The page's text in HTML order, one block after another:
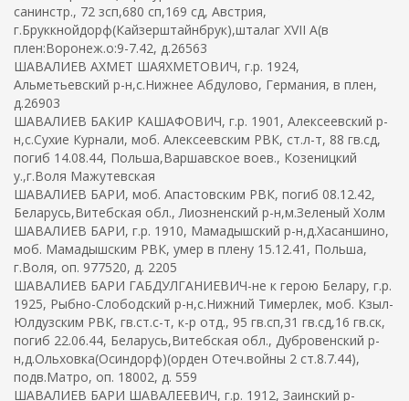
санинстр., 72 зсп,680 сп,169 сд, Австрия,
г.Бруккнойдорф(Кайзерштайнбрук),шталаг XVII A(в
плен:Воронеж.о:9-7.42, д.26563
ШАВАЛИЕВ АХМЕТ ШАЯХМЕТОВИЧ, г.р. 1924,
Альметьевский р-н,с.Нижнее Абдулово, Германия, в плен,
д.26903
ШАВАЛИЕВ БАКИР КАШАФОВИЧ, г.р. 1901, Алексеевский р-
н,с.Сухие Курнали, моб. Алексеевским РВК, ст.л-т, 88 гв.сд,
погиб 14.08.44, Польша,Варшавское воев., Козеницкий
у.,г.Воля Мажутевская
ШАВАЛИЕВ БАРИ, моб. Апастовским РВК, погиб 08.12.42,
Беларусь,Витебская обл., Лиозненский р-н,м.Зеленый Холм
ШАВАЛИЕВ БАРИ, г.р. 1910, Мамадышский р-н,д.Хасаншино,
моб. Мамадышским РВК, умер в плену 15.12.41, Польша,
г.Воля, оп. 977520, д. 2205
ШАВАЛИЕВ БАРИ ГАБДУЛГАНИЕВИЧ-не к герою Белару, г.р.
1925, Рыбно-Слободский р-н,с.Нижний Тимерлек, моб. Кзыл-
Юлдузским РВК, гв.ст.с-т, к-р отд., 95 гв.сп,31 гв.сд,16 гв.ск,
погиб 22.06.44, Беларусь,Витебская обл., Дубровенский р-
н,д.Ольховка(Осиндорф)(орден Отеч.войны 2 ст.8.7.44),
подв.Матро, оп. 18002, д. 559
ШАВАЛИЕВ БАРИ ШАВАЛЕЕВИЧ, г.р. 1912, Заинский р-